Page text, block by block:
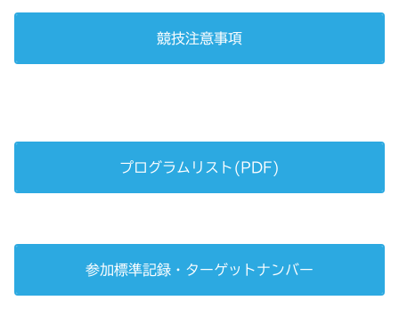
競技注意事項
プログラムリスト(PDF)
参加標準記録・ターゲットナンバー